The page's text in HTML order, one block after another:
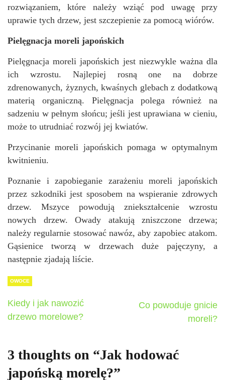
rozwiązaniem, które należy wziąć pod uwagę przy
uprawie tych drzew, jest szczepienie za pomocą wiórów.
Pielęgnacja moreli japońskich
Pielęgnacja moreli japońskich jest niezwykle ważna dla
ich wzrostu. Najlepiej rosną one na dobrze
zdrenowanych, żyznych, kwaśnych glebach z dodatkową
materią organiczną. Pielęgnacja polega również na
sadzeniu w pełnym słońcu; jeśli jest uprawiana w cieniu,
może to utrudniać rozwój jej kwiatów.
Przycinanie moreli japońskich pomaga w optymalnym
kwitnieniu.
Poznanie i zapobieganie zarażeniu moreli japońskich
przez szkodniki jest sposobem na wspieranie zdrowych
drzew. Mszyce powodują zniekształcenie wzrostu
nowych drzew. Owady atakują zniszczone drzewa;
należy regularnie stosować nawóz, aby zapobiec atakom.
Gąsienice tworzą w drzewach duże pajęczyny, a
następnie zjadają liście.
OWOCE
Kiedy i jak nawozić
drzewo morelowe?
Co powoduje gnicie
moreli?
3 thoughts on “Jak hodować
japońską morelę?”